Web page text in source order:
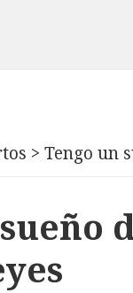
>Tengo un